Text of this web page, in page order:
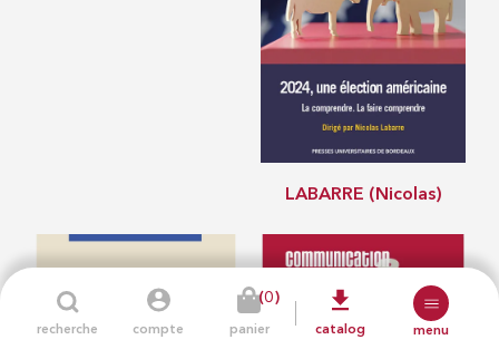
recherche compte
(0)
panier catalog menu
LABARRE (Nicolas)